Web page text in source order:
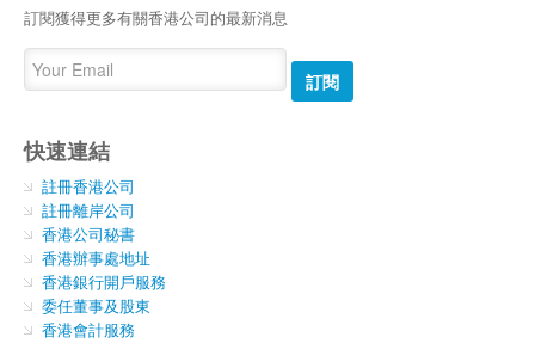
訂閱獲得更多有關香港公司的最新消息
訂閱
快速連結
註冊香港公司
註冊離岸公司
香港公司秘書
香港辦事處地址
香港銀行開戶服務
委任董事及股東
香港會計服務